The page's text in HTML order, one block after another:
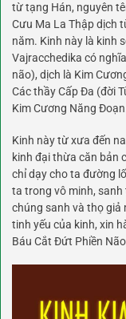
từ tạng Hán, nguyên
Cưu Ma La Thập dịch
năm. Kinh này là kinh
Vajracchedika có
não), dịch là Kim
Các thầy Cấp Đa (đời
Kim Cương Năng
Kinh này từ xưa đến
kinh đại thừa căn bản
chỉ dạy cho ta đường
ta trong vô minh, sanh
chúng sanh và thọ
tinh yếu của kinh, xin
Báu Cắt Đứt Phiền